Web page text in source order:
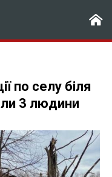
по селу біля
3 людини